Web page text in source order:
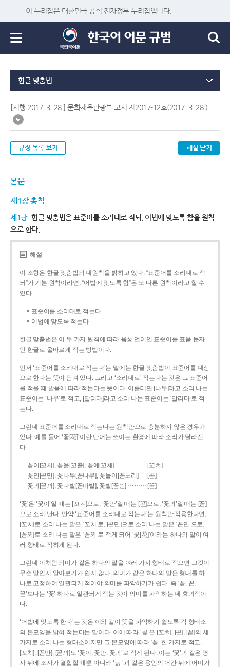
이 누리집은 대한민국 공식 전자정부 누리집입니다.
한글 맞춤법
[시행 2017. 3. 28.] 문화체육관광부 고시 제2017-12호(2017. 3. 28.)
규정 목록 보기 해설 닫기
본문
제1장 총칙
제1항 한글 맞춤법은 표준어를 소리대로 적되, 어법에 맞도록 함을 원칙
으로 한다.
해설
이 조항은 한글 맞춤법의 대원칙을 밝히고 있다. “표준어를 소리대로 적
되”가 기본 원칙이라면, “어법에 맞도록 함”은 또 다른 원칙이라고 할 수
있다.
표준어를 소리대로 적는다.
어법에 맞도록 적는다.
한글 맞춤법은 이 두 가지 원칙에 따라 음성 언어인 표준어를 표음 문자
인 한글로 올바르게 적는 방법이다.
먼저 ‘표준어를 소리대로 적는다’는 말에는 한글 맞춤법이 표준어를 대상
으로 한다는 뜻이 담겨 있다. 그리고 ‘소리대로’ 적는다는 것은 그 표준어
를 적을 때 발음에 따라 적는다는 뜻이다. 이를테면 [나무]라고 소리 나는
표준어는 ‘나무’로 적고, [달리다]라고 소리 나는 표준어는 ‘달리다’로 적
는다.
그런데 표준어를 소리대로 적는다는 원칙만으로 충분하지 않은 경우가
있다. 예를 들어 ‘꽃[花]’이란 단어는 쓰이는 환경에 따라 소리가 달라진
다.
꽃이[꼬치], 꽃을[꼬츨], 꽃에[꼬체] …………… [꼬ㅊ]
꽃만[꼰만], 꽃나무[꼰나무], 꽃놀이[꼰노리] … [꼰]
꽃과[꼳꽈], 꽃다발[꼳따발], 꽃밭[꼳빧] ……… [꼳]
‘꽃’은 ‘꽃이’일 때는 [꼬ㅊ]으로, ‘꽃만’일 때는 [꼰]으로, ‘꽃과’일 때는 [꼳]
으로 소리 난다. 만약 ‘표준어를 소리대로 적는다’는 원칙만 적용한다면,
[꼬치]로 소리 나는 말은 ‘꼬치’로, [꼰만]으로 소리 나는 말은 ‘꼰만’으로,
[꼳꽈]로 소리 나는 말은 ‘꼳꽈’로 적게 되어 ‘꽃[花]’이라는 하나의 말이 여
러 형태로 적히게 된다.
그런데 이처럼 의미가 같은 하나의 말을 여러 가지 형태로 적으면 그것이
무슨 말인지 알아보기가 쉽지 않다. 의미가 같은 하나의 말은 형태를 하
나로 고정하여 일관되게 적어야 의미를 파악하기가 쉽다. 즉 ‘꽃, 꼰,
꼳’보다는 ‘꽃’ 하나로 일관되게 적는 것이 의미를 파악하는 데 효과적이
다.
‘어법에 맞도록 한다’는 것은 이와 같이 뜻을 파악하기 쉽도록 각 형태소
의 본모양을 밝혀 적는다는 말이다. 이에 따라 ‘꽃’은 [꼬ㅊ], [꼰], [꼳]의 세
가지로 소리 나는 형태소이지만 그 본모양에 따라 ‘꽃’ 한 가지로 적고,
[꼬치], [꼰만], [꼳꽈]도 ‘꽃이, 꽃만, 꽃과’로 적게 된다. 이는 ‘꽃’과 같은 명
사 뒤에 조사가 결합할 때뿐 아니라 ‘늙-’과 같은 용언의 어간 뒤에 어미가